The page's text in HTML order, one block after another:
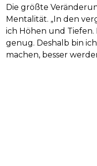
Die größte
Mentalität. „In den
ich Höhen und
genug. Deshalb bin
machen, besser